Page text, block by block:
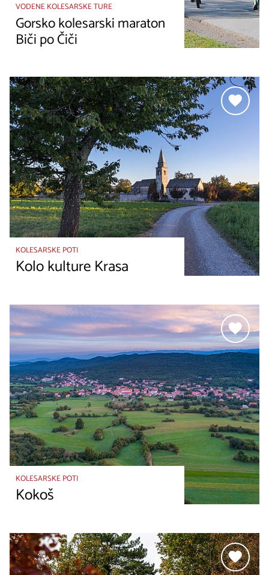
VODENE KOLESARSKE TURE
Gorsko kolesarski maraton
Biči po Čiči
KOLESARSKE POTI
Kolo kulture Krasa
KOLESARSKE POTI
Kokoš